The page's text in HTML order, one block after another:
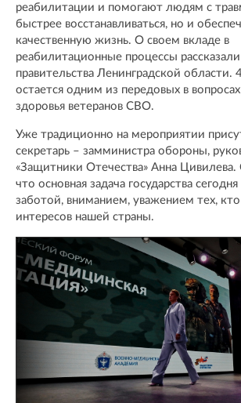
реабилитации и помогают людям с
быстрее восстанавливаться, но и
качественную жизнь. О своем вкладе в
реабилитационные процессы
правительства Ленинградской области.
остается одним из передовых в
здоровья ветеранов СВО.
Уже традиционно на мероприятии
секретарь – замминистра обороны,
«Защитники Отечества» Анна
что основная задача государства
заботой, вниманием, уважением тех,
интересов нашей страны.